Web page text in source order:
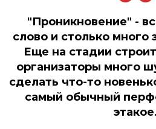
"Проникновение" -
слово и столько
Еще на стадии
организаторы много
сделать что-то
самый обычный